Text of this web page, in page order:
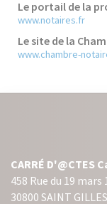
Le portail de la
www.notaires.fr
Le site de la
www.chambre-
CARRÉ D'@CTES
458 Rue du 19 mars
30800 SAINT GILLES